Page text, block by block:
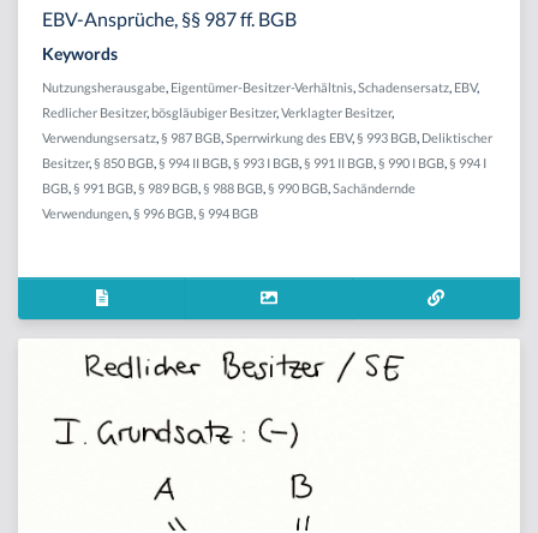
EBV-Ansprüche, §§ 987 ff. BGB
Keywords
Nutzungsherausgabe Eigentümer-Besitzer-Verhältnis Schadensersatz EBV,
Redlicher Besitzer, bösgläubiger Besitzer, Verklagter Besitzer,
Verwendungsersatz § 987 BGB Sperrwirkung des EBV,§ 993 BGB Deliktischer
Besitzer, § 850 BGB § 994 II BGB § 993 I BGB § 991 II BGB § 990 I BGB § 994 I
BGB § 991 BGB § 989 BGB § 988 BGB § 990 BGB Sachändernde
Verwendungen § 996 BGB § 994 BGB